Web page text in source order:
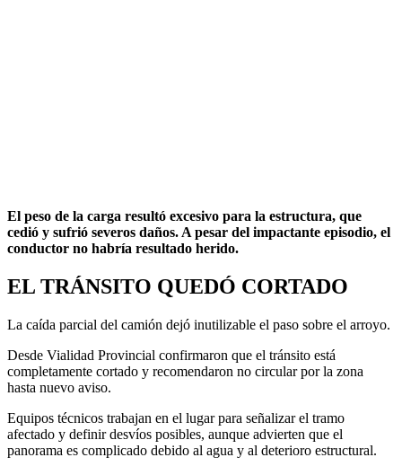
El peso de la carga resultó excesivo para la estructura, que
cedió y sufrió severos daños. A pesar del impactante episodio, el
conductor no habría resultado herido.
EL TRÁNSITO QUEDÓ CORTADO
La caída parcial del camión dejó inutilizable el paso sobre el arroyo.
Desde Vialidad Provincial confirmaron que el tránsito está
completamente cortado y recomendaron no circular por la zona
hasta nuevo aviso.
Equipos técnicos trabajan en el lugar para señalizar el tramo
afectado y definir desvíos posibles, aunque advierten que el
panorama es complicado debido al agua y al deterioro estructural.